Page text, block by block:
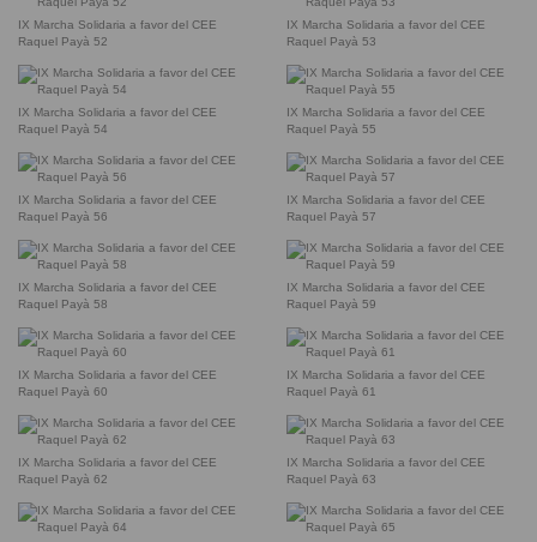
IX Marcha Solidaria a favor del CEE
Raquel Payà 52
IX Marcha Solidaria a favor del CEE
Raquel Payà 53
IX Marcha Solidaria a favor del CEE
Raquel Payà 54
IX Marcha Solidaria a favor del CEE
Raquel Payà 55
IX Marcha Solidaria a favor del CEE
Raquel Payà 56
IX Marcha Solidaria a favor del CEE
Raquel Payà 57
IX Marcha Solidaria a favor del CEE
Raquel Payà 58
IX Marcha Solidaria a favor del CEE
Raquel Payà 59
IX Marcha Solidaria a favor del CEE
Raquel Payà 60
IX Marcha Solidaria a favor del CEE
Raquel Payà 61
IX Marcha Solidaria a favor del CEE
Raquel Payà 62
IX Marcha Solidaria a favor del CEE
Raquel Payà 63